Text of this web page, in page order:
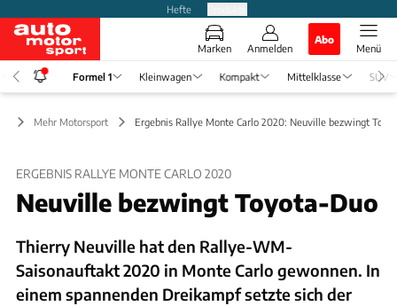
Hefte
Marken Anmelden
Abo
Menü
Formel 1 Kleinwagen Kompakt Mittelklasse SUV
Mehr Motorsport Ergebnis Rallye Monte Carlo 2020: Neuville bezwingt
ERGEBNIS RALLYE MONTE CARLO 2020
Neuville bezwingt Toyota-Duo
Thierry Neuville hat den Rallye-WM-
Saisonauftakt 2020 in Monte Carlo gewonnen. In
einem spannenden Dreikampf setzte sich der